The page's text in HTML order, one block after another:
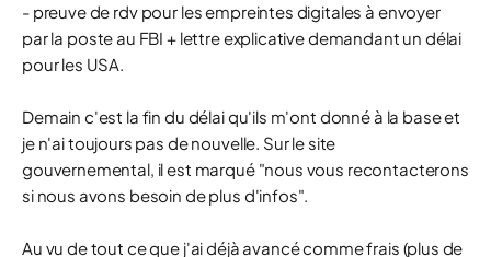
- preuve de rdv pour les empreintes digitales à envoyer
par la poste au FBI + lettre explicative demandant un délai
pour les USA.
Demain c'est la fin du délai qu'ils m'ont donné à la base et
je n'ai toujours pas de nouvelle. Sur le site
gouvernemental, il est marqué "nous vous recontacterons
si nous avons besoin de plus d'infos".
Au vu de tout ce que j'ai déjà avancé comme frais (plus de